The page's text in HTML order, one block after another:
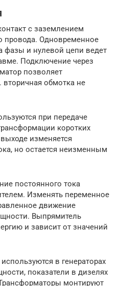
с заземлением
провода. Одновременное
фазы и нулевой цепи ведет
Подключение через
позволяет
вторичная обмотка не
при передаче
коротких
изменяется
но остается неизменным
постоянного тока
Изменять переменное
движение
Выпрямитель
и зависит от значений
в генераторах
показатели в дизелях
монтируют